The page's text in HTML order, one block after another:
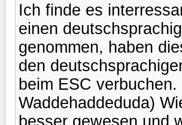
Ich finde es
einen
genommen, haben
den
beim ESC
Waddehaddeduda)
besser gewesen und